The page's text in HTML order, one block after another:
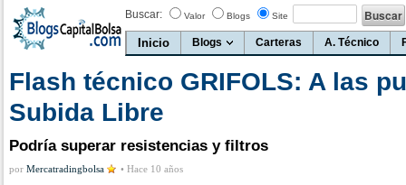
Buscar: Valor Blogs Site
Inicio Blogs Carteras A. Técnico
Flash técnico GRIFOLS: A las
Subida Libre
Podría superar resistencias y filtros
por Mercatradingbolsa • Hace 10 años